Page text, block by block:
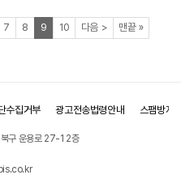
지
7 페이지
8 페이지열린
9 페이지
10페이지
다음 페이지
> 맨끝 페이지
»
수집거부 광고전송법령안내 스팸방지
구 운용로 27-1 2층